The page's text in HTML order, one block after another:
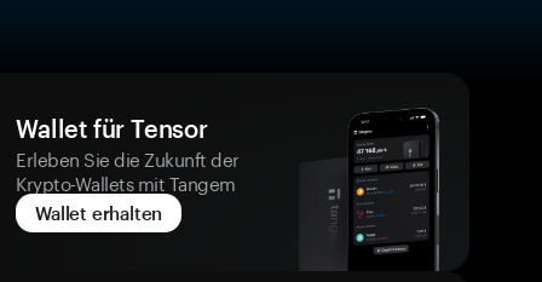
Wallet für Tensor
Erleben Sie die Zukunft der
Krypto-Wallets mit Tangem
Wallet erhalten